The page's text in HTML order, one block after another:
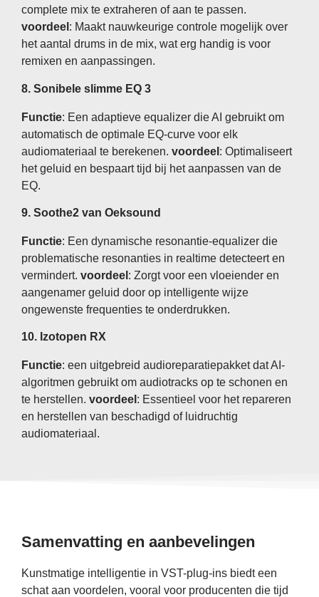
complete mix te extraheren of aan te passen.
voordeel : Maakt nauwkeurige controle mogelijk over
het aantal drums in de mix, wat erg handig is voor
remixen en aanpassingen.
8. Sonibele slimme EQ 3
Functie: Een adaptieve equalizer die AI gebruikt om
automatisch de optimale EQ-curve voor elk
audiomateriaal te berekenen. voordeel : Optimaliseert
het geluid en bespaart tijd bij het aanpassen van de
EQ.
9. Soothe2 van Oeksound
Functie: Een dynamische resonantie-equalizer die
problematische resonanties in realtime detecteert en
vermindert. voordeel : Zorgt voor een vloeiender en
aangenamer geluid door op intelligente wijze
ongewenste frequenties te onderdrukken.
10. Izotopen RX
Functie: een uitgebreid audioreparatiepakket dat AI-
algoritmen gebruikt om audiotracks op te schonen en
te herstellen. voordeel : Essentieel voor het repareren
en herstellen van beschadigd of luidruchtig
audiomateriaal.
Samenvatting en aanbevelingen
Kunstmatige intelligentie in VST-plug-ins biedt een
schat aan voordelen, vooral voor producenten die tijd